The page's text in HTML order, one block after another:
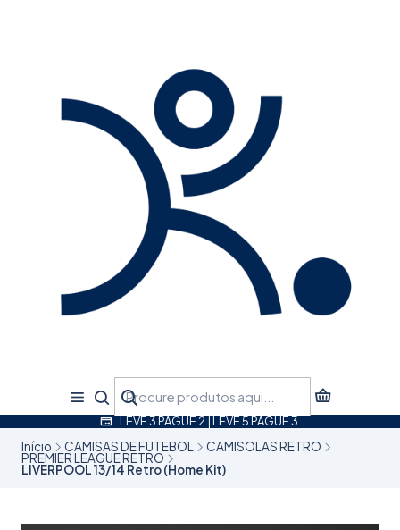
LEVE 3 PAGUE 2 | LEVE 5 PAGUE 3
Início CAMISAS DE FUTEBOL CAMISOLAS RETRO
PREMIER LEAGUE RETRO
LIVERPOOL 13/14 Retro (Home Kit)